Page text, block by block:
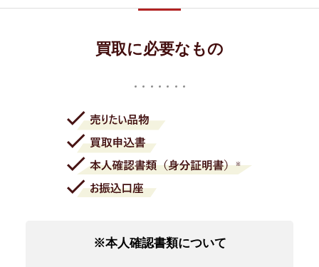
買取に必要なもの
※本人確認書類について